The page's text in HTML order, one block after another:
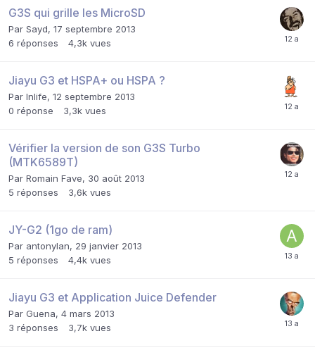
G3S qui grille les MicroSD
Par Sayd, 17 septembre 2013
6 réponses 4,3k vues
Jiayu G3 et HSPA+ ou HSPA ?
Par Inlife, 12 septembre 2013
0 réponse 3,3k vues
Vérifier la version de son G3S Turbo
(MTK6589T)
Par Romain Fave, 30 août 2013
5 réponses 3,6k vues
JY-G2 (1go de ram)
Par antonylan, 29 janvier 2013
5 réponses 4,4k vues
Jiayu G3 et Application Juice Defender
Par Guena, 4 mars 2013
3 réponses 3,7k vues